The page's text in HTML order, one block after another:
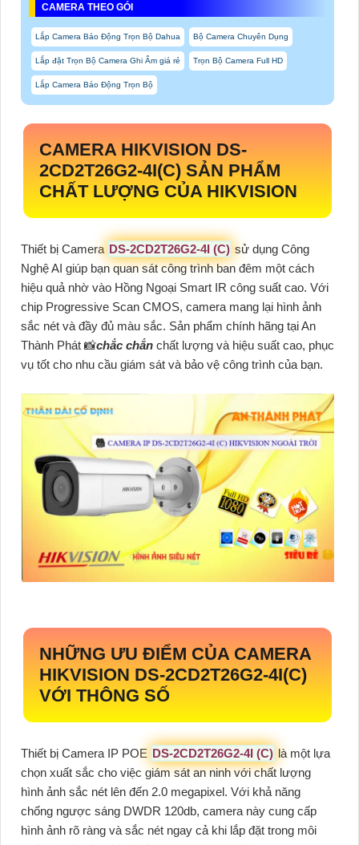
CAMERA THEO GÓI
Lắp Camera Báo Động Trọn Bộ Dahua Bộ Camera Chuyên Dụng
Lắp đặt Trọn Bộ Camera Ghi Âm giá rẻ Trọn Bộ Camera Full HD
Lắp Camera Báo Động Trọn Bộ
CAMERA HIKVISION DS-
2CD2T26G2-4I(C) SẢN PHẨM
CHẤT LƯỢNG CỦA HIKVISION
Thiết bị Camera DS-2CD2T26G2-4I (C) sử dụng Công
Nghệ AI giúp bạn quan sát công trình ban đêm một cách
hiệu quả nhờ vào Hồng Ngoại Smart IR công suất cao. Với
chip Progressive Scan CMOS, camera mang lại hình ảnh
sắc nét và đầy đủ màu sắc. Sản phẩm chính hãng tại An
Thành Phát 📸chắc chắn chất lượng và hiệu suất cao, phục
vụ tốt cho nhu cầu giám sát và bảo vệ công trình của bạn.
NHỮNG ƯU ĐIỂM CỦA CAMERA
HIKVISION DS-2CD2T26G2-4I(C)
VỚI THÔNG SỐ
Thiết bị Camera IP POE DS-2CD2T26G2-4I (C) là một lựa
chọn xuất sắc cho việc giám sát an ninh với chất lượng
hình ảnh sắc nét lên đến 2.0 megapixel. Với khả năng
chống ngược sáng DWDR 120db, camera này cung cấp
hình ảnh rõ ràng và sắc nét ngay cả khi lắp đặt trong môi